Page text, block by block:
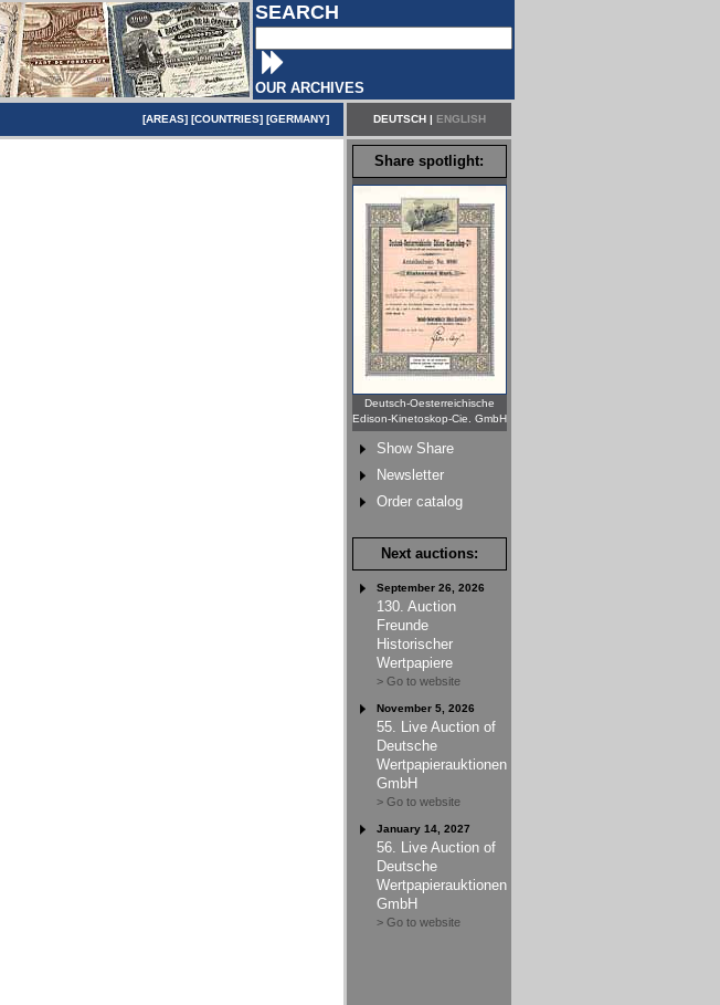
SEARCH
OUR ARCHIVES
[AREAS] [COUNTRIES] [GERMANY] DEUTSCH| ENGLISH
Share spotlight:
Deutsch-Oesterreichische
Edison-Kinetoskop-Cie. GmbH
Show Share
Newsletter
Order catalog
Next auctions:
September 26, 2026
130. Auction
Freunde
Historischer
Wertpapiere
> Go to website
November 5, 2026
55. Live Auction of
Deutsche
Wertpapierauktionen
GmbH
> Go to website
January 14, 2027
56. Live Auction of
Deutsche
Wertpapierauktionen
GmbH
> Go to website